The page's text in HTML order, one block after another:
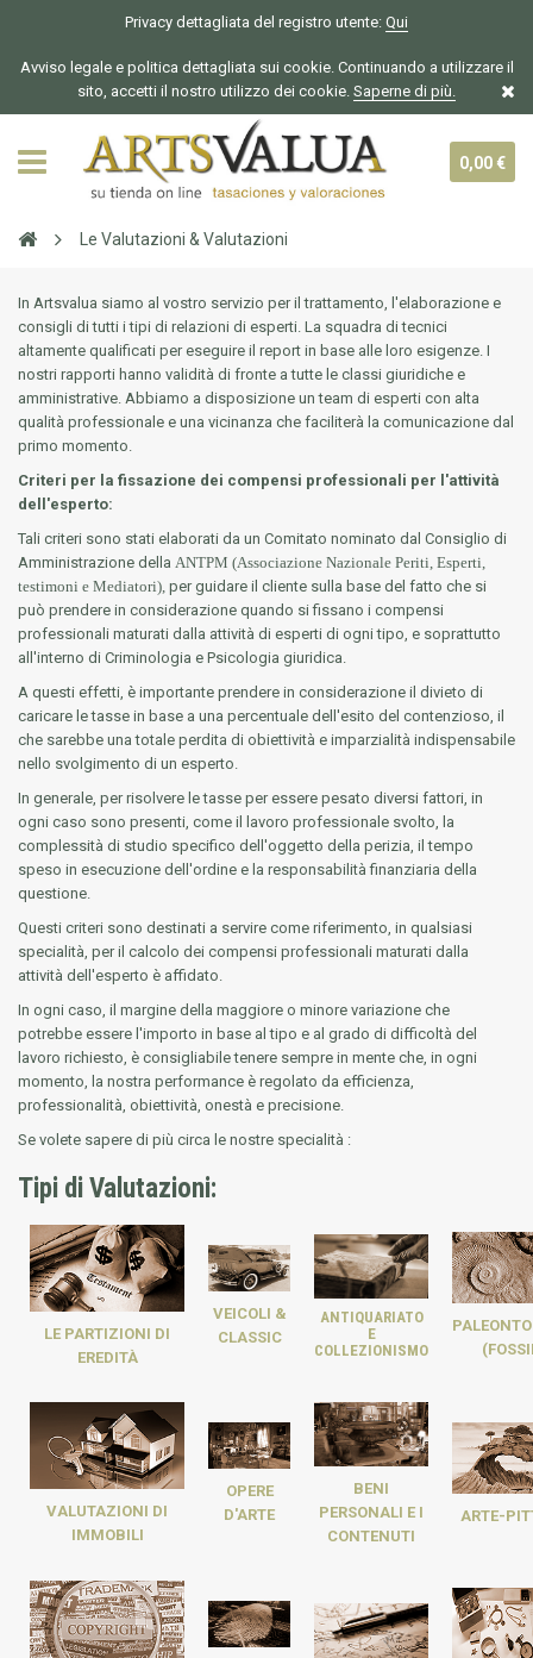
Privacy dettagliata del registro utente: Qui
Avviso legale e politica dettagliata sui cookie. Continuando a utilizzare il
sito, accetti il nostro utilizzo dei cookie. Saperne di più.
0,00 €
Le Valutazioni & Valutazioni
In Artsvalua siamo al vostro servizio per il trattamento, l'elaborazione e
consigli di tutti i tipi di relazioni di esperti. La squadra di tecnici
altamente qualificati per eseguire il report in base alle loro esigenze. I
nostri rapporti hanno validità di fronte a tutte le classi giuridiche e
amministrative. Abbiamo a disposizione un team di esperti con alta
qualità professionale e una vicinanza che faciliterà la comunicazione dal
primo momento.
Criteri per la fissazione dei compensi professionali per l'attività
dell'esperto:
Tali criteri sono stati elaborati da un Comitato nominato dal Consiglio di
Amministrazione della ANTPM (Associazione Nazionale Periti, Esperti,
testimoni e Mediatori), per guidare il cliente sulla base del fatto che si
può prendere in considerazione quando si fissano i compensi
professionali maturati dalla attività di esperti di ogni tipo, e soprattutto
all'interno di Criminologia e Psicologia giuridica.
A questi effetti, è importante prendere in considerazione il divieto di
caricare le tasse in base a una percentuale dell'esito del contenzioso, il
che sarebbe una totale perdita di obiettività e imparzialità indispensabile
nello svolgimento di un esperto.
In generale, per risolvere le tasse per essere pesato diversi fattori, in
ogni caso sono presenti, come il lavoro professionale svolto, la
complessità di studio specifico dell'oggetto della perizia, il tempo
speso in esecuzione dell'ordine e la responsabilità finanziaria della
questione.
Questi criteri sono destinati a servire come riferimento, in qualsiasi
specialità, per il calcolo dei compensi professionali maturati dalla
attività dell'esperto è affidato.
In ogni caso, il margine della maggiore o minore variazione che
potrebbe essere l'importo in base al tipo e al grado di difficoltà del
lavoro richiesto, è consigliabile tenere sempre in mente che, in ogni
momento, la nostra performance è regolato da efficienza,
professionalità, obiettività, onestà e precisione.
Se volete sapere di più circa le nostre specialità :
Tipi di Valutazioni:
LE PARTIZIONI DI
EREDITÀ
VEICOLI &
CLASSIC
ANTIQUARIATO
E
COLLEZIONISMO
VALUTAZIONI DI
IMMOBILI
OPERE
D'ARTE
BENI
PERSONALI E I
CONTENUTI
ARTE-